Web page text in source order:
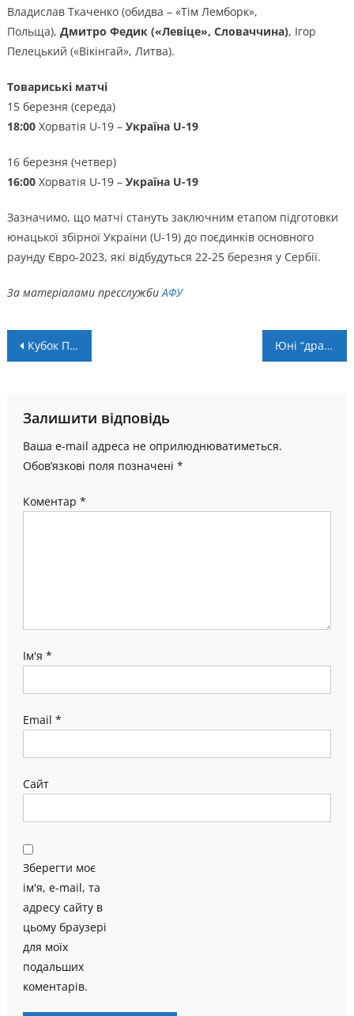
Владислав Ткаченко (обидва – «Тім Лемборк»,
Польща), Дмитро Федик («Левіце», Словаччина), Ігор
Пелецький («Вікінгай», Литва).
Товариські матчі
15 березня (середа)
18:00 Хорватія U-19 – Україна U-19
16 березня (четвер)
16:00Хорватія U-19 – Україна U-19
Зазначимо, що матчі стануть заключним етапом підготовки
юнацької збірної України (U-19) до поєдинків основного
раунду Євро-2023, які відбудуться 22-25 березня у Сербії.
За матеріалами пресслужби АФУ
Навігація
Кубок Підгір’я: “Прикарпаття-Тепловик” стартував з перемоги Юні “дракони” продовжують перемагати у Вищій лізі U-15
Залишити відповідь
Ваша e-mail адреса не оприлюднюватиметься.
Обов’язкові поля позначені *
Коментар *
Ім'я *
Email *
Сайт
Зберегти моє
ім'я, e-mail, та
адресу сайту в
цьому браузері
для моїх
подальших
коментарів.